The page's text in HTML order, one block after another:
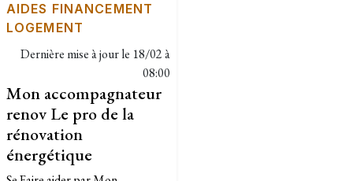
AIDES FINANCEMENT
LOGEMENT
Dernière mise à jour le 18/02 à
08:00
Mon accompagnateur
renov Le pro de la
rénovation
énergétique